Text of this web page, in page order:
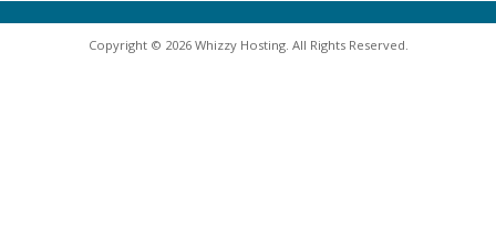
Copyright © 2026 Whizzy Hosting. All Rights Reserved.